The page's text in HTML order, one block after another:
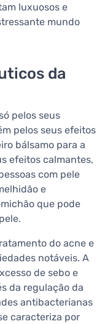
luxuosos e
mundo
da
pelos seus
pelos seus efeitos
bálsamo para a
efeitos calmantes,
com pele
e
que pode
do acne e
notáveis. A
de sebo e
da regulação da
antibacterianas
caracteriza por